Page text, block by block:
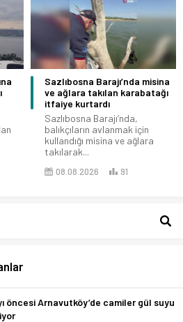
Sazlıbosna Barajı’nda misina
ve ağlara takılan karabatağı
itfaiye kurtardı
Sazlıbosna Barajı’nda,
balıkçıların avlanmak için
kullandığı misina ve ağlara
takılarak...
08.08.2026 91
öncesi Arnavutköy’de camiler gül suyu